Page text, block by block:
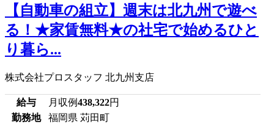
【自動車の組立】週末は北九州で遊べ
る！★家賃無料★の社宅で始めるひと
り暮ら...
株式会社プロスタッフ 北九州支店
給与 月収例438,322円
勤務地
福岡県 苅田町